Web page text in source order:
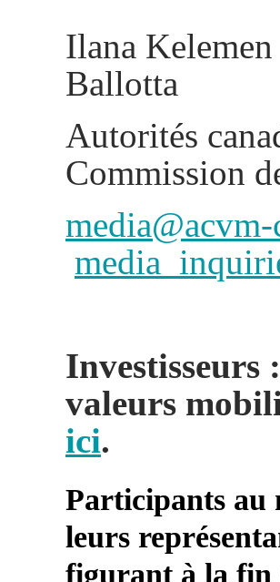
Ilana
Ballotta
Autorités
Commission
media@acvm-
Investisseurs
valeurs
ici.
Participants au
leurs
figurant à la fin